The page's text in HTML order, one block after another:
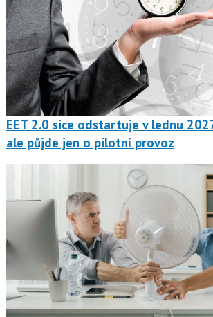
EET 2.0 sice odstartuje v lednu
ale půjde jen o pilotní provoz